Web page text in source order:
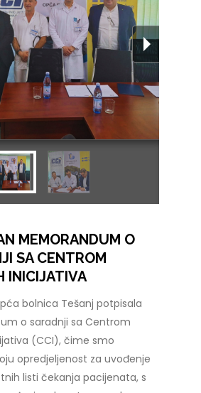
MEMORANDUM O
SA CENTROM
INICIJATIVA
bolnica Tešanj potpisala
o saradnji sa Centrom
(CCI), čime smo
opredjeljenost za uvođenje
listi čekanja pacijenata, s